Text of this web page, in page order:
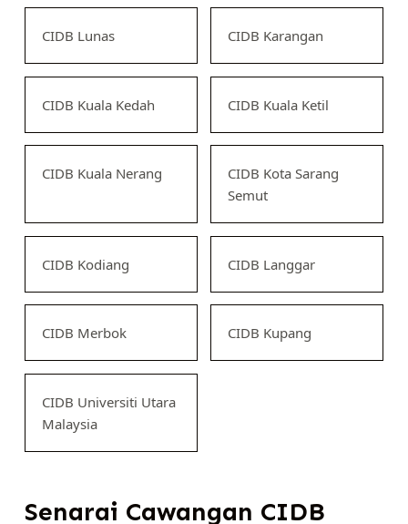
CIDB Lunas CIDB Karangan
CIDB Kuala Kedah CIDB Kuala Ketil
CIDB Kuala Nerang
CIDB Kota Sarang
Semut
CIDB Kodiang CIDB Langgar
CIDB Merbok CIDB Kupang
CIDB Universiti Utara
Malaysia
Senarai Cawangan CIDB